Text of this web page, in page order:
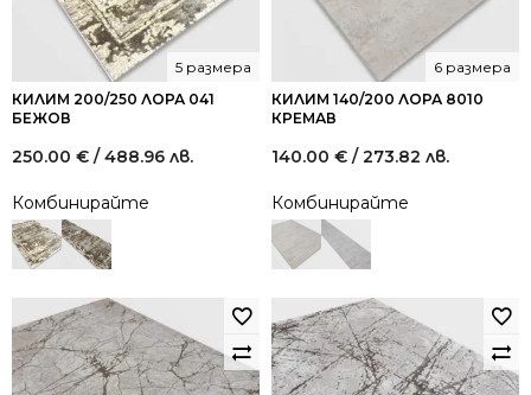
КИЛИМ 200/250 ЛОРА 041
БЕЖОВ
5 размера
250.00 € / 488.96 лв.
Комбинирайте
КИЛИМ 140/200 ЛОРА 8010
КРЕМАВ
6 размера
140.00 € / 273.82 лв.
Комбинирайте